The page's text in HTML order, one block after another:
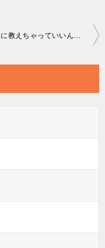
そんなに教えちゃっていいんですか？